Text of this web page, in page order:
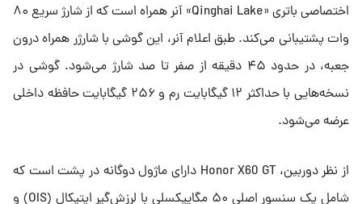
اختصاصی باتری «Qinghai Lake» آنر همراه است که از شارژ سریع ۸۰
وات پشتیبانی می‌کند. طبق اعلام آنر، این گوشی با شارژر همراه درون
جعبه، در حدود ۴۵ دقیقه از صفر تا صد شارژ می‌شود. گوشی در
نسخه‌هایی با حداکثر ۱۲ گیگابایت رم و ۲۵۶ گیگابایت حافظه داخلی
عرضه می‌شود.
از نظر دوربین، Honor X60 GT دارای ماژول دوگانه در پشت است که
شامل یک سنسور اصلی ۵۰ مگاپیکسلی با لرزش‌گیر اپتیکال (OIS) و